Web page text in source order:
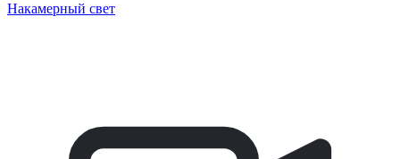
Накамерный свет